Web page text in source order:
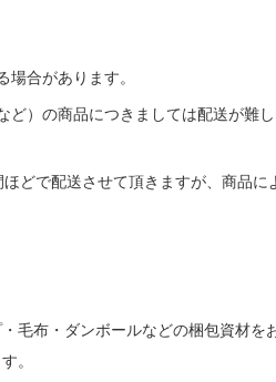
合があります。
ど）の商品につきましては配送が難
どで配送させて頂きますが、商品
毛布・ダンボールなどの梱包資材を
。